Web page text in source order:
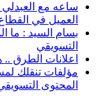
ساعه مع
العميل في
بسام السيد : ما
التسويقي
اعلانات الطرق ..
مؤلفات تنقلك
المحتوى